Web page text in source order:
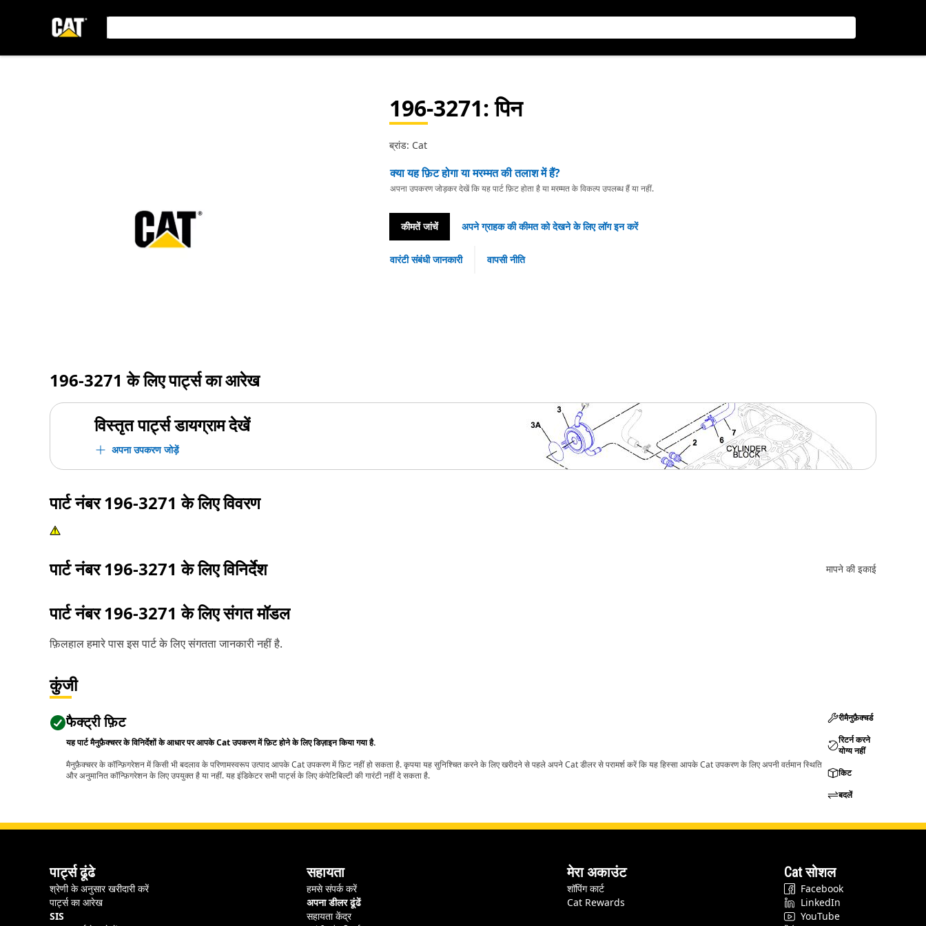
196-3271: पिन
ब्रांड: Cat
क्या यह फ़िट होगा या मरम्मत की तलाश में हैं?
अपना उपकरण जोड़कर देखें कि यह पार्ट फ़िट होता है या मरम्मत के विकल्प उपलब्ध हैं या नहीं.
कीमतें जांचें अपने ग्राहक की कीमत को देखने के लिए लॉग इन करें
वारंटी संबंधी जानकारी वापसी नीति
196-3271 के लिए पार्ट्स का आरेख
विस्तृत पार्ट्स डायग्राम देखें
अपना उपकरण जोड़ें
पार्ट नंबर196-3271 के लिए विवरण
पार्ट नंबर196-3271 के लिए विनिर्देश मापने की इकाई
पार्ट नंबर196-3271 के लिए संगत मॉडल
फ़िलहाल हमारे पास इस पार्ट के लिए संगतता जानकारी नहीं है.
कुंजी
फैक्ट्री फ़िट
यह पार्ट मैनुफ़ैक्चरर के विनिर्देशों के आधार पर आपके Cat उपकरण में फ़िट होने के लिए डिज़ाइन किया गया है.
मैनुफ़ैक्चरर के कॉन्फ़िगरेशन में किसी भी बदलाव के परिणामस्वरूप उत्पाद आपके Cat उपकरण में फ़िट नहीं हो सकता है. कृपया यह सुनिश्चित करने के लिए खरीदने से पहले अपने Cat डीलर से परामर्श करें कि यह हिस्सा आपके Cat उपकरण के लिए अपनी वर्तमान स्थिति
और अनुमानित कॉन्फ़िगरेशन के लिए उपयुक्त है या नहीं. यह इंडिकेटर सभी पार्ट्स के लिए कंपेटिबिल्टी की गारंटी नहीं दे सकता है.
रीमैनुफ़ैक्चर्ड
रिटर्न करने
योग्य नहीं
किट
बदलें
पार्ट्स ढूंढे
श्रेणी के अनुसार खरीदारी करें
पार्ट्स का आरेख
SIS
सहायता
हमसे संपर्क करें
अपना डीलर ढूंढें
सहायता केंद्र
मेरा अकाउंट
शॉपिंग कार्ट
Cat Rewards
Cat सोशल
Facebook
LinkedIn
YouTube